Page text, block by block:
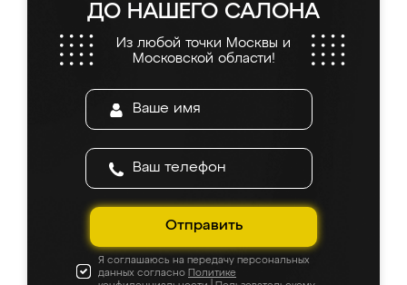
ДО НАШЕГО САЛОНА
Из любой точки Москвы и
Московской области!
Отправить
Я соглашаюсь на передачу персональных
данных согласно Политике